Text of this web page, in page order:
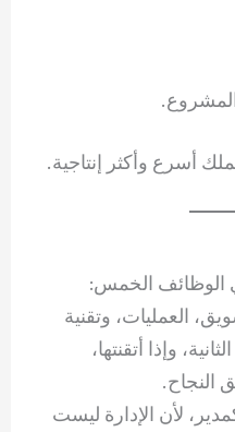
أسرع وأكثر إنتاجية.
الوظائف الخمس:
العمليات، وتقنية
وإذا أتقنتها،
لأن الإدارة ليست